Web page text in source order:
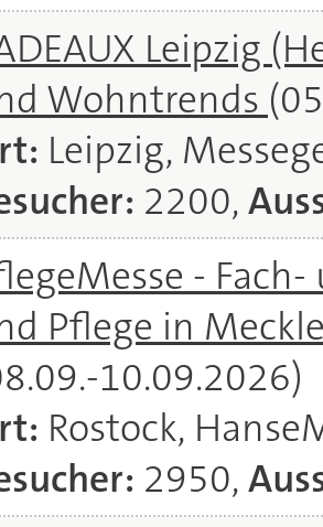
Leipzig
Wohntrends
Leipzig,
2200,
-
Pflege in
10.09.2026)
Rostock,
2950,